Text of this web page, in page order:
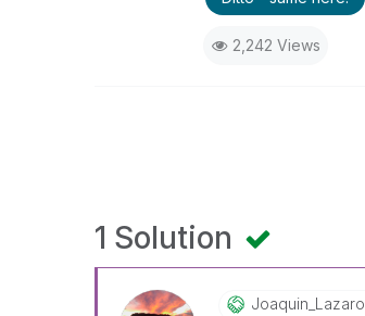
2,242 Views
1 Solution
Joaquin_Lazaro